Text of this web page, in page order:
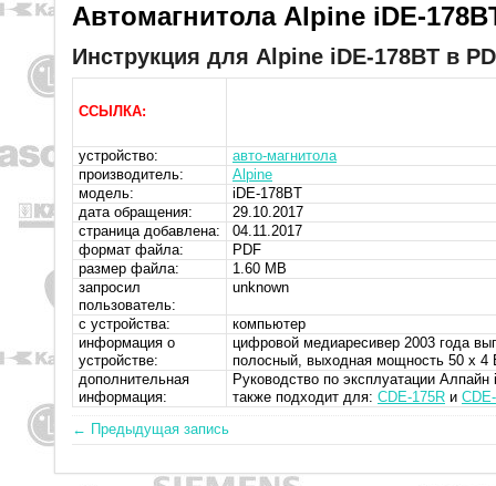
Автомагнитола Alpine iDE-
Инструкция для Alpine iDE-178BT в
ССЫЛКА:
устройство:
авто-магнитола
производитель:
Alpine
модель:
iDE-178BT
дата обращения:
29.10.2017
страница добавлена:
04.11.2017
формат файла:
PDF
размер файла:
1.60 MB
запросил
пользователь:
unknown
с устройства:
компьютер
информация о
устройстве:
цифровой медиаресивер 2003 года
полосный, выходная мощность 50 х 4
дополнительная
информация:
Руководство по эксплуатации
также подходит для: CDE-175R и
← Предыдущая запись